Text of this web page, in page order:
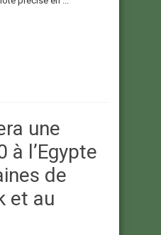
une
à l’Egypte
de
et au